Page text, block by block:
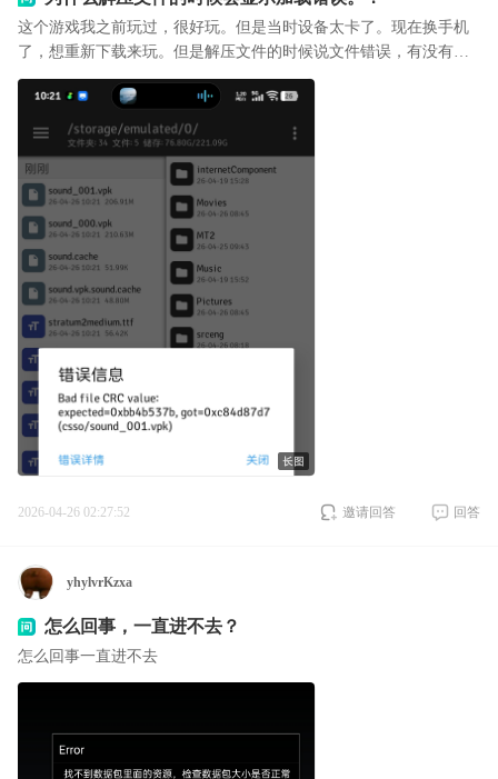
这个游戏我之前玩过，很好玩。但是当时设备太卡了。现在换手机
了，想重新下载来玩。但是解压文件的时候说文件错误，有没有人
来说一下？
2026-04-26 02:27:52 邀请回答 回答
yhylvrKzxa
怎么回事，一直进不去？
怎么回事一直进不去